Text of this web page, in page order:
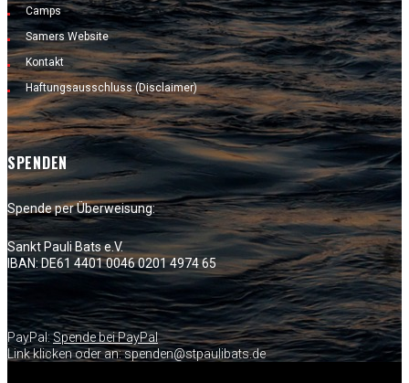
Camps
Samers Website
Kontakt
Haftungsausschluss (Disclaimer)
SPENDEN
Spende per Überweisung:
Sankt Pauli Bats e.V.
IBAN: DE61 4401 0046 0201 4974 65
PayPal:Spende bei PayPal
Link klicken oder an: spenden@stpaulibats.de